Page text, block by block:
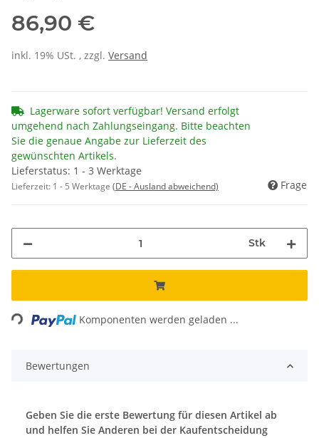
86,90 €
inkl. 19% USt. , zzgl. Versand
Lagerware sofort verfügbar! Versand erfolgt
umgehend nach Zahlungseingang. Bitte beachten
Sie die genaue Angabe zur Lieferzeit des
gewünschten Artikels.
Lieferstatus: 1 - 3 Werktage
Lieferzeit: 1 - 5 Werktage (DE - Ausland abweichend) Frage
Stk
Komponenten werden geladen ...
Bewertungen
Geben Sie die erste Bewertung für diesen Artikel ab
und helfen Sie Anderen bei der Kaufentscheidung